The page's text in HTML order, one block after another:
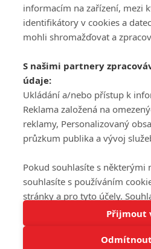
Tato stránka používá soubory
DISKUZE
Šéfredaktorkou webu jePetr Slavík,
Máte-li zájem o inzerci na našem
Ochrana osobních údajů|Zásady
Upravit
© 2016 – 2026
informacím na zařízení, mezi
identifikátory v cookies a
mohli shromažďovat a
S našimi partnery
údaje:
Ukládání a/nebo přístup k
Reklama založená na
reklamy, Personalizovaný
průzkum publika a vývoj
Pokud souhlasíte s některými
souhlasíte s používáním
stránky a pro tyto účely.
odmítnout, ale v takovém
nebudou k dispozici některé
Vaše volby souhlasu se
Přijmout